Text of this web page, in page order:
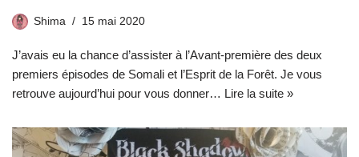
Shima 15 mai 2020
J’avais eu la chance d’assister à l’Avant-première des deux
premiers épisodes de Somali et l’Esprit de la Forêt. Je vous
retrouve aujourd’hui pour vous donner… Lire la suite »